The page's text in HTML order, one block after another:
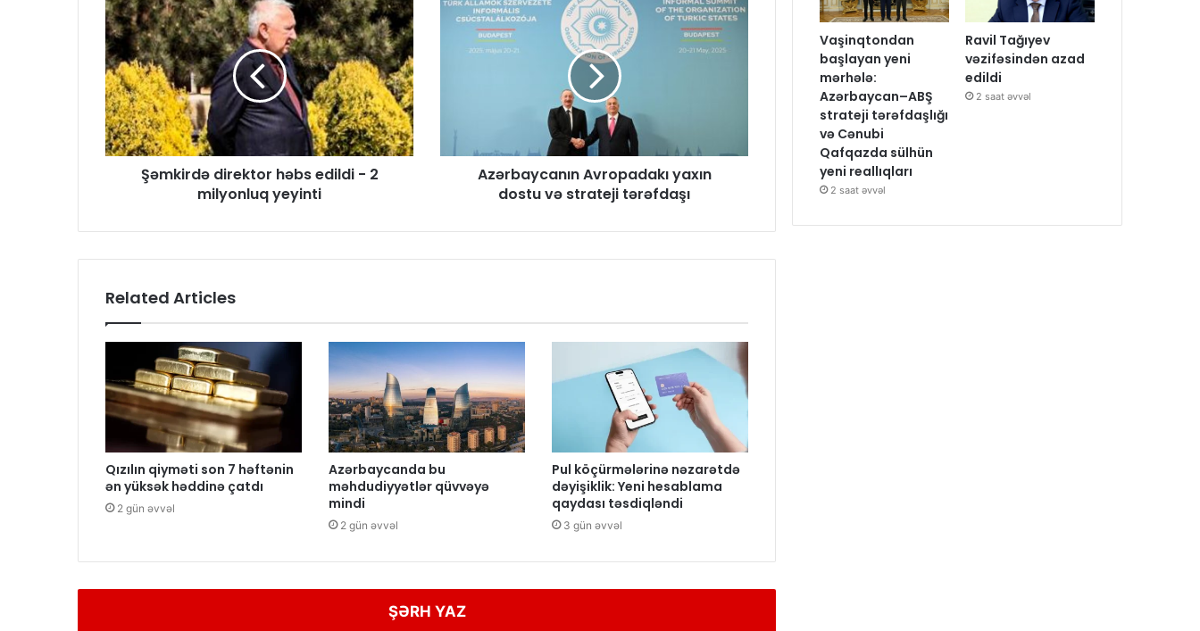
Şəmkirdə direktor həbs edildi - 2
milyonluq yeyinti
Azərbaycanın Avropadakı yaxın
dostu və strateji tərəfdaşı
Related Articles
Qızılın qiyməti son 7 həftənin
ən yüksək həddinə çatdı
2 gün əvvəl
Azərbaycanda bu
məhdudiyyətlər qüvvəyə
mindi
2 gün əvvəl
Pul köçürmələrinə nəzarətdə
dəyişiklik: Yeni hesablama
qaydası təsdiqləndi
3 gün əvvəl
ŞƏRH YAZ
Vaşinqtondan
başlayan yeni
mərhələ:
Azərbaycan–ABŞ
strateji tərəfdaşlığı
və Cənubi
Qafqazda sülhün
yeni reallıqları
2 saat əvvəl
Ravil Tağıyev
vəzifəsindən azad
edildi
2 saat əvvəl